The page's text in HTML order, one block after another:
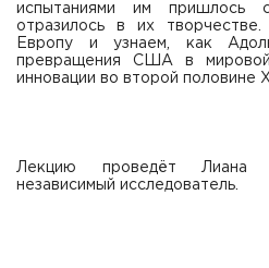
испытаниями им пришлось
отразилось в их
Европу и узнаем, как
превращения США в мировой
инновации во второй половине
Лекцию проведёт Лиана
независимый исследователь.